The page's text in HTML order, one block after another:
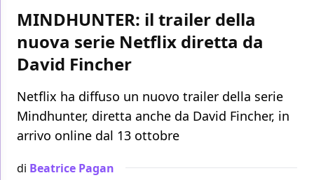
MINDHUNTER: il trailer della
nuova serie Netflix diretta da
David Fincher
Netflix ha diffuso un nuovo trailer della serie
Mindhunter, diretta anche da David Fincher, in
arrivo online dal 13 ottobre
di Beatrice Pagan